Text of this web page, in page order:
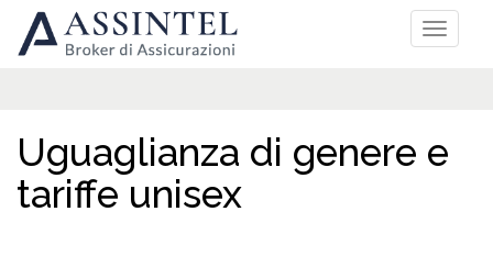
Uguaglianza di genere e
tariffe unisex